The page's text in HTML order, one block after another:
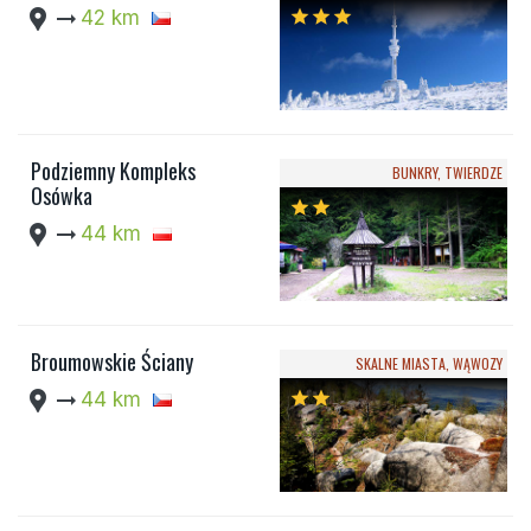
location_pin arrow_right_alt 42 km starstarstar
Podziemny Kompleks
Osówka
location_pin arrow_right_alt 44 km
BUNKRY, TWIERDZE
starstar
Broumowskie Ściany
location_pin arrow_right_alt 44 km
SKALNE MIASTA, WĄWOZY
starstar